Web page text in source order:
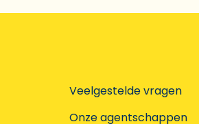
Veelgestelde vragen
Onze agentschappen